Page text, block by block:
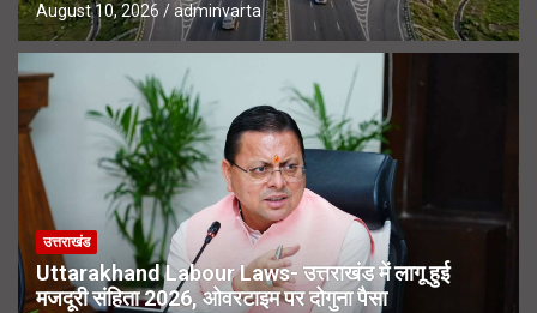
August 10, 2026 adminvarta
उत्तराखंड
Uttarakhand Labour Laws- उत्तराखंड में लागू हुई
मजदूरी संहिता 2026, ओवरटाइम पर दोगुना पैसा